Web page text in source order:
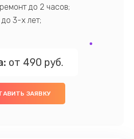
до 2 часов;
3-х лет;
от 490 руб.
ЗАЯВКУ